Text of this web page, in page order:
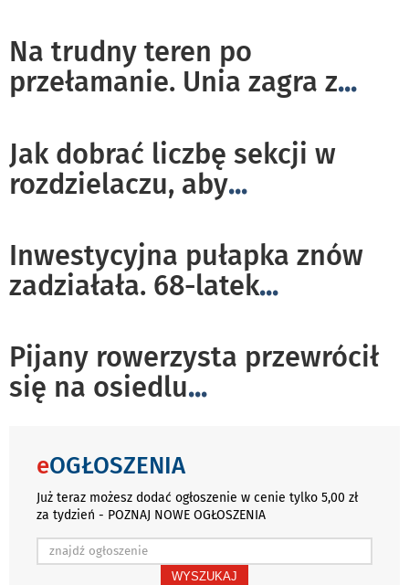
Na trudny teren po
przełamanie. Unia zagra z...
Jak dobrać liczbę sekcji w
rozdzielaczu, aby...
Inwestycyjna pułapka znów
zadziałała. 68-latek...
Pijany rowerzysta przewrócił
się na osiedlu...
eOGŁOSZENIA
Już teraz możesz dodać ogłoszenie w cenie tylko 5,00 zł
za tydzień - POZNAJ NOWE OGŁOSZENIA
WYSZUKAJ